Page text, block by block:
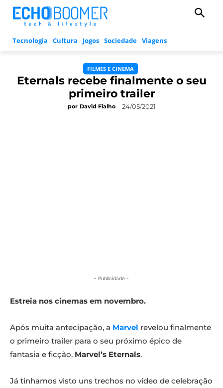
Tecnologia Cultura Jogos Sociedade Viagens
FILMES E CINEMA
Eternals recebe finalmente o seu
primeiro trailer
por David Fialho 24/05/2021
- Publicidade -
Estreia nos cinemas em novembro.
Após muita antecipação, a Marvel revelou finalmente
o primeiro trailer para o seu próximo épico de
fantasia e ficção, Marvel’s Eternals.
Já tinhamos visto uns trechos no vídeo de celebração